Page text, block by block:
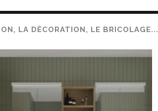
LA DÉCORATION, LE BRICOLAGE...